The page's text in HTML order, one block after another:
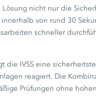
Lösung nicht nur die
von rund 30
schneller
die IVSS eine
reagiert. Die
Prüfungen ohne